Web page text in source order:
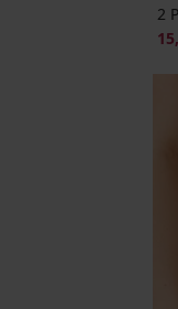
2